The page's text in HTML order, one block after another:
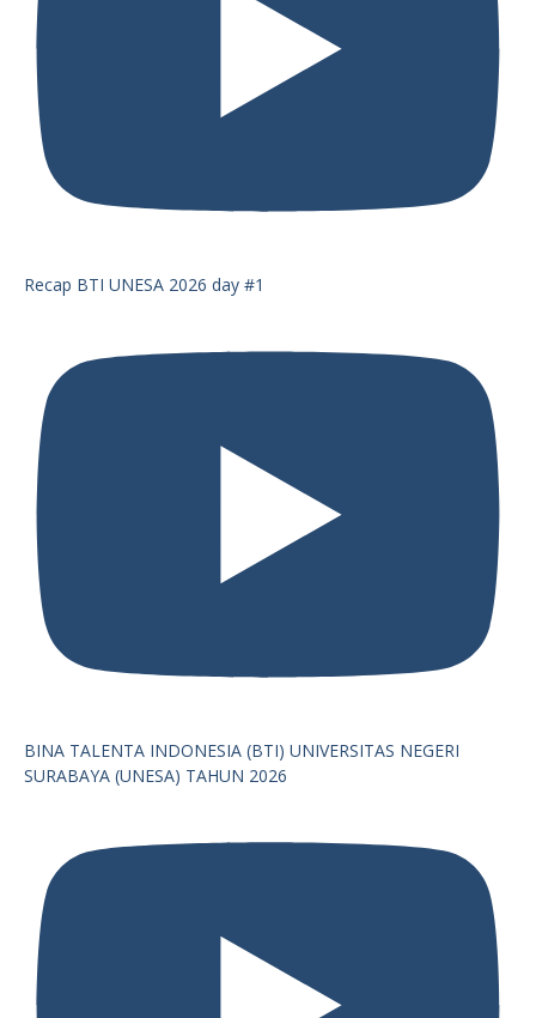
Recap BTI UNESA 2026 day #1
BINA TALENTA INDONESIA (BTI) UNIVERSITAS NEGERI
SURABAYA (UNESA) TAHUN 2026